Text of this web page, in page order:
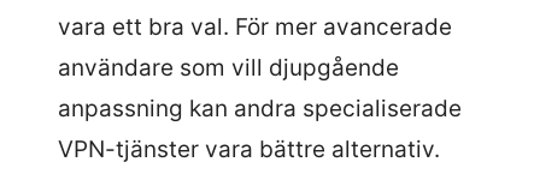
vara ett bra val. För mer avancerade
användare som vill djupgående
anpassning kan andra specialiserade
VPN-tjänster vara bättre alternativ.